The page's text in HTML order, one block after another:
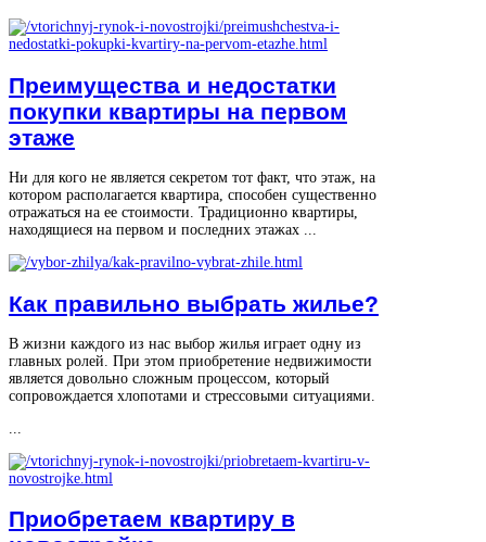
Преимущества и недостатки
покупки квартиры на первом
этаже
Ни для кого не является секретом тот факт, что этаж, на
котором располагается квартира, способен существенно
отражаться на ее стоимости. Традиционно квартиры,
находящиеся на первом и последних этажах ...
Как правильно выбрать жилье?
В жизни каждого из нас выбор жилья играет одну из
главных ролей. При этом приобретение недвижимости
является довольно сложным процессом, который
сопровождается хлопотами и стрессовыми ситуациями.
...
Приобретаем квартиру в